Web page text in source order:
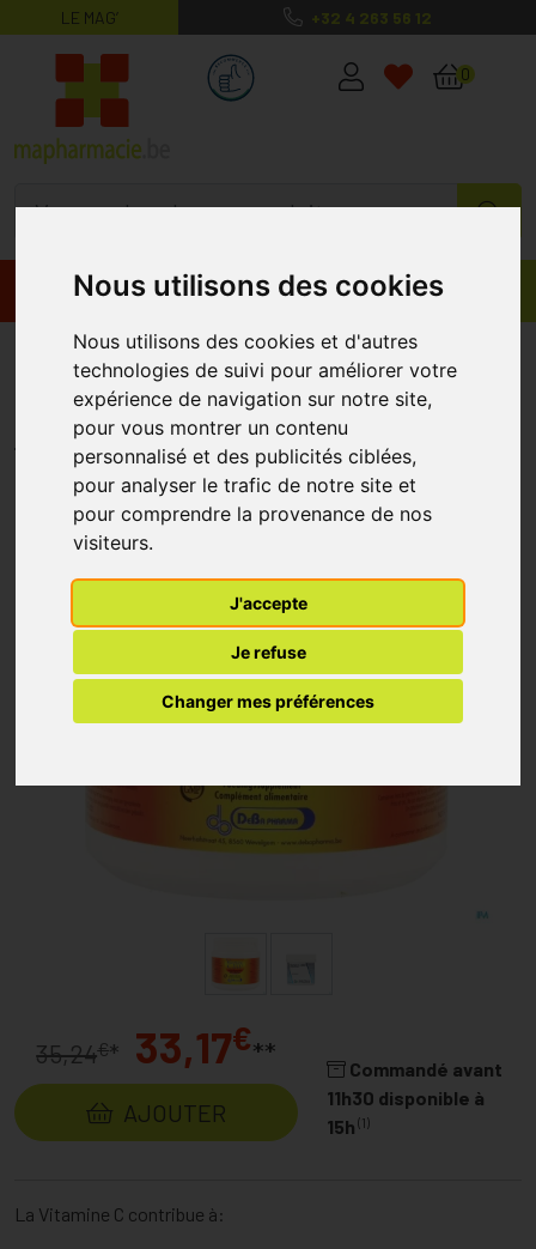
Nous utilisons des cookies
Nous utilisons des cookies et d'autres
technologies de suivi pour améliorer votre
expérience de navigation sur notre site,
pour vous montrer un contenu
personnalisé et des publicités ciblées,
pour analyser le trafic de notre site et
pour comprendre la provenance de nos
visiteurs.
J'accepte
Je refuse
Changer mes préférences
LE MAG’ +32 4 263 56 12
MaPharmacie.be ma santé, mes
0
Promos Produits
C-1000 Plus Bioflavon.
Comprimés 250 Deba
DEBA PHARMA
35,24€* 33,17€**
AJOUTER
Commandé avant
11h30 disponible à
15h (1)
La Vitamine C contribue à: